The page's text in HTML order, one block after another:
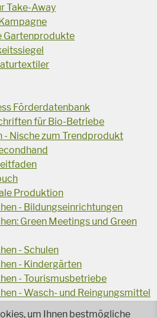
Take-Away
Gartenprodukte
Förderdatenbank
für Bio-Betriebe
- Nische zum Trendprodukt
Produktion
- Bildungseinrichtungen
Green Meetings und Green
- Schulen
- Kindergärten
- Tourismusbetriebe
- Wasch- und Reingungsmittel
Ressourcen-Effizienz
um Ihnen bestmögliche